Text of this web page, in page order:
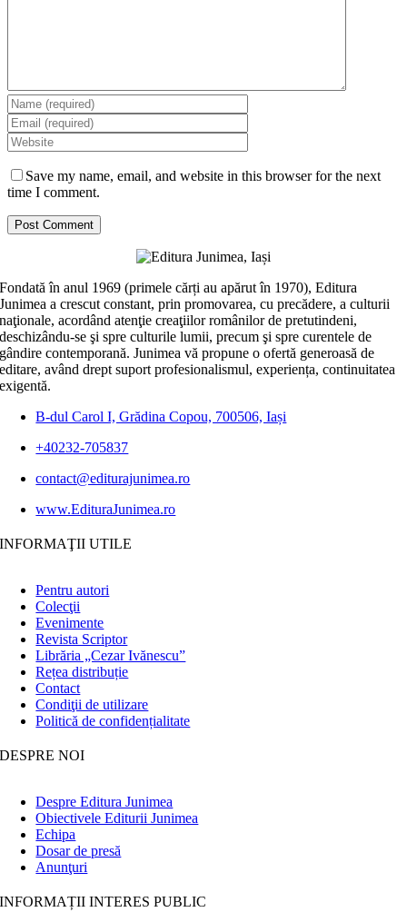
Save my name, email, and website in this browser for the next
time I comment.
Fondată în anul 1969 (primele cărți au apărut în 1970), Editura
Junimea a crescut constant, prin promovarea, cu precădere, a culturii
naţionale, acordând atenţie creaţiilor românilor de pretutindeni,
deschizându-se şi spre culturile lumii, precum şi spre curentele de
gândire contemporană. Junimea vă propune o ofertă generoasă de
editare, având drept suport profesionalismul, experiența, continuitatea
exigentă.
B-dul Carol I, Grădina Copou, 700506, Iași
+40232-705837
contact@editurajunimea.ro
www.EdituraJunimea.ro
INFORMAŢII UTILE
Pentru autori
Colecţii
Evenimente
Revista Scriptor
Librăria „Cezar Ivănescu”
Rețea distribuție
Contact
Condiţii de utilizare
Politică de confidențialitate
DESPRE NOI
Despre Editura Junimea
Obiectivele Editurii Junimea
Echipa
Dosar de presă
Anunţuri
INFORMAȚII INTERES PUBLIC